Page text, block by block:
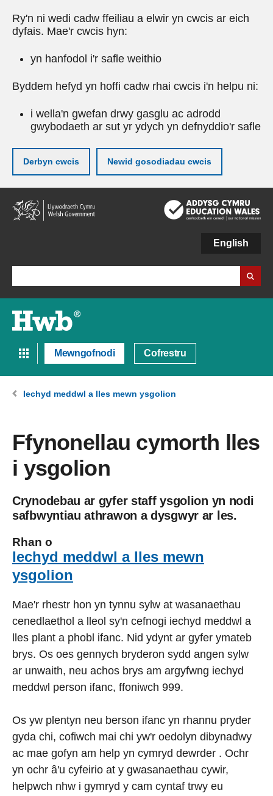
Ry'n ni wedi cadw ffeiliau a elwir yn cwcis ar eich
dyfais. Mae'r cwcis hyn:
yn hanfodol i'r safle weithio
Byddem hefyd yn hoffi cadw rhai cwcis i'n helpu ni:
i wella'n gwefan drwy gasglu ac adrodd
gwybodaeth ar sut yr ydych yn defnyddio'r safle
Derbyn cwcis Newid gosodiadau cwcis
Neidio
i'r
prif
English
Mewngofnodi Cofrestru
Iechyd meddwl a lles mewn ysgolion
Ffynonellau cymorth lles
i ysgolion
Crynodebau ar gyfer staff ysgolion yn nodi
safbwyntiau athrawon a dysgwyr ar les.
Rhan o
Iechyd meddwl a lles mewn
ysgolion
Mae'r rhestr hon yn tynnu sylw at wasanaethau
cenedlaethol a lleol sy'n cefnogi iechyd meddwl a
lles plant a phobl ifanc. Nid ydynt ar gyfer ymateb
brys. Os oes gennych bryderon sydd angen sylw
ar unwaith, neu achos brys am argyfwng iechyd
meddwl person ifanc, ffoniwch 999.
Os yw plentyn neu berson ifanc yn rhannu pryder
gyda chi, cofiwch mai chi yw'r oedolyn dibynadwy
ac mae gofyn am help yn cymryd dewrder . Ochr
yn ochr â'u cyfeirio at y gwasanaethau cywir,
helpwch nhw i gymryd y cam cyntaf trwy eu